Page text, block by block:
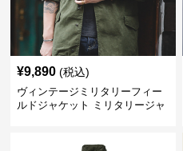
¥9,890 (税込)
ヴィンテージミリタリーフィー
ルドジャケット ミリタリージャ